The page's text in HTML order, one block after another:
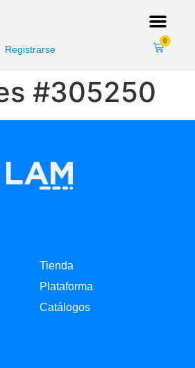
Registrarse
0
#305250
Tienda
Plataforma
Catálogos